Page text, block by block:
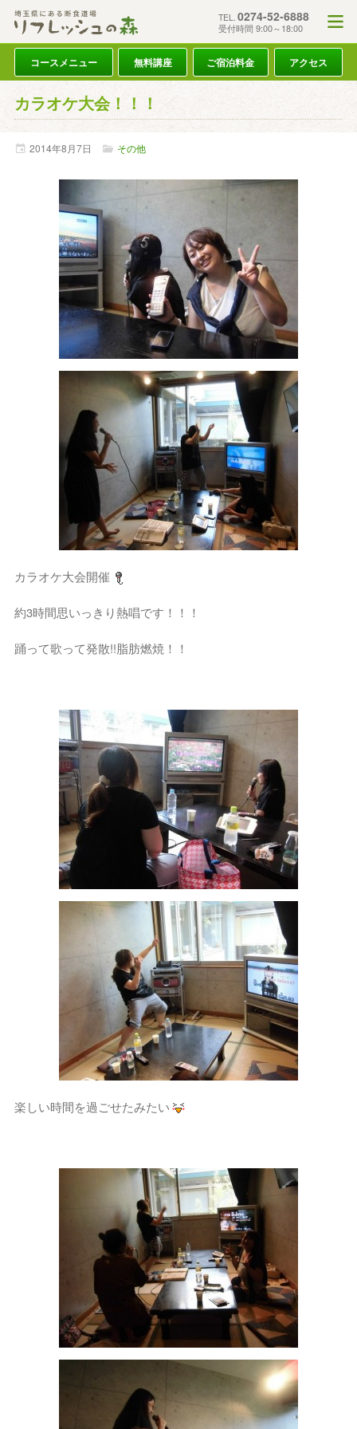
TEL. 0274-52-6888
受付時間 9:00～18:00
コースメニュー 無料講座 ご宿泊料金 アクセス
カラオケ大会！！！
2014年8月7日 その他
カラオケ大会開催
約3時間思いっきり熱唱です！！！
踊って歌って発散!!脂肪燃焼！！
楽しい時間を過ごせたみたい